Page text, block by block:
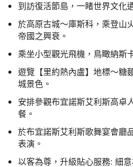
到訪復活節島，一睹世界文化
於高原古城～庫斯科，乘登山
帝國之興衰。
乘坐小型觀光飛機，鳥瞰納斯
遊覽【里約熱內盧】地標～糖
城景色。
安排參觀布宜諾斯艾利斯高卓
餐。
於布宜諾斯艾利斯歌舞宴會廳
表演。
以客為尊，升級貼心服務: 細